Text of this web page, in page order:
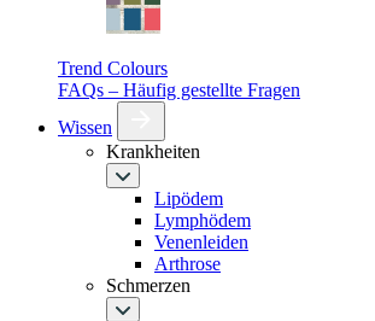
Trend Colours
FAQs – Häufig gestellte Fragen
Wissen
Krankheiten
Lipödem
Lymphödem
Venenleiden
Arthrose
Schmerzen